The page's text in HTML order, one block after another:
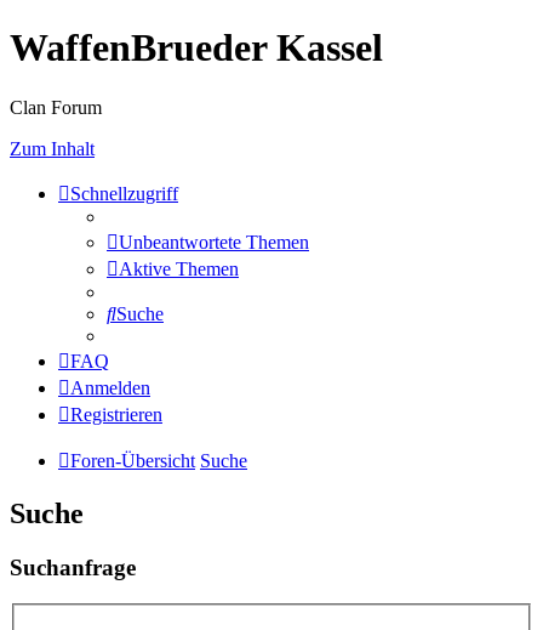
WaffenBrueder Kassel
Clan Forum
Zum Inhalt
Schnellzugriff
Unbeantwortete Themen
Aktive Themen
Suche
FAQ
Anmelden
Registrieren
Foren-Übersicht Suche
Suche
Suchanfrage